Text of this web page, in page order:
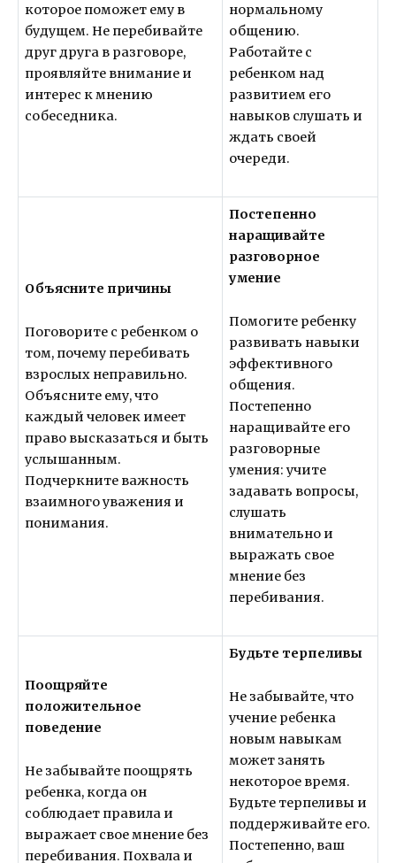
которое поможет ему в
будущем. Не перебивайте
друг друга в разговоре,
проявляйте внимание и
интерес к мнению
собеседника.
нормальному
общению.
Работайте с
ребенком над
развитием его
навыков слушать и
ждать своей
очереди.
Объясните причины
Поговорите с ребенком о
том, почему перебивать
взрослых неправильно.
Объясните ему, что
каждый человек имеет
право высказаться и быть
услышанным.
Подчеркните важность
взаимного уважения и
понимания.
Постепенно
наращивайте
разговорное
умение
Помогите ребенку
развивать навыки
эффективного
общения.
Постепенно
наращивайте его
разговорные
умения: учите
задавать вопросы,
слушать
внимательно и
выражать свое
мнение без
перебивания.
Поощряйте
положительное
поведение
Не забывайте поощрять
ребенка, когда он
соблюдает правила и
выражает свое мнение без
перебивания. Похвала и
Будьте терпеливы
Не забывайте, что
учение ребенка
новым навыкам
может занять
некоторое время.
Будьте терпеливы и
поддерживайте его.
Постепенно, ваш